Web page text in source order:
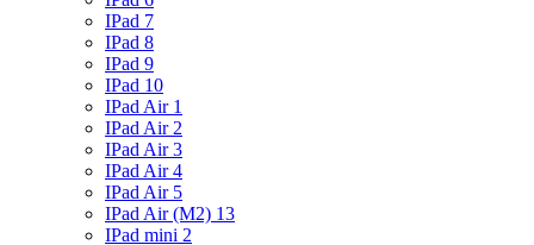
IPad 7
IPad 8
IPad 9
IPad 10
IPad Air 1
IPad Air 2
IPad Air 3
IPad Air 4
IPad Air 5
IPad Air (M2) 13
IPad mini 2